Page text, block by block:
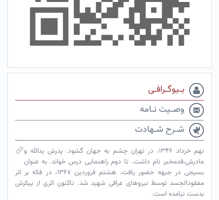
بـیوگـرافـی
وصـیت نـامه
شـرح شـهادت
نهم خرداد ۱۳۴۶، در تهران چشم به جهان گشود. پدرش یدالله و
مادرش،قدمخیر نام داشت. تا دوم راهنمایی درس خواند. به عنوان
بسیجی در جبهه حضور یافت. هشتم فروردین ۱۳۶۷، در فکه بر اثر
مفقودالجسد توسط نیروهای عراقی شهید شد. تاکنون اثری از پیکرش
بدست نیامده است.